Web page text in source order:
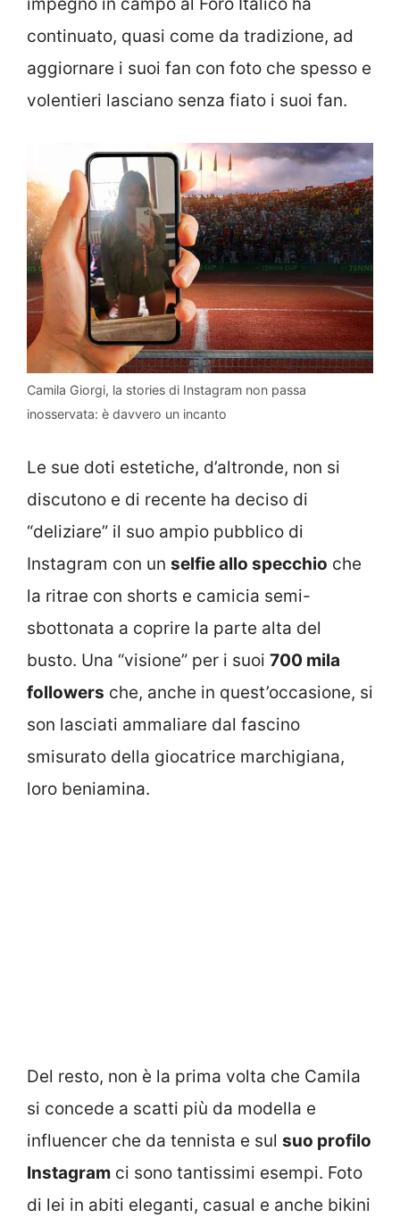
continuato, quasi come da tradizione, ad
aggiornare i suoi fan con foto che spesso e
volentieri lasciano senza fiato i suoi fan.
Camila Giorgi, la stories di Instagram non passa
inosservata: è davvero un incanto
Le sue doti estetiche, d’altronde, non si
discutono e di recente ha deciso di
“deliziare” il suo ampio pubblico di
Instagram con un selfie allo specchio che
la ritrae con shorts e camicia semi-
sbottonata a coprire la parte alta del
busto. Una “visione” per i suoi 700 mila
followers che, anche in quest’occasione, si
son lasciati ammaliare dal fascino
smisurato della giocatrice marchigiana,
loro beniamina.
Del resto, non è la prima volta che Camila
si concede a scatti più da modella e
influencer che da tennista e sul suo profilo
Instagram ci sono tantissimi esempi. Foto
di lei in abiti eleganti, casual e anche bikini